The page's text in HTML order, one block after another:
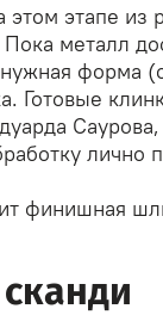
этапе из
металл
форма
Готовые
лично
финишная